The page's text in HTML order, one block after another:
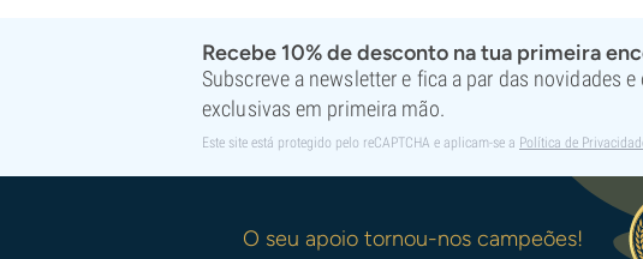
Recebe 10% de desconto na tua primeira
Subscreve a newsletter e fica a par das novidades e
exclusivas em primeira mão.
Este site está protegido pelo reCAPTCHA e aplicam-se a Política de
O seu apoio tornou-nos campeões!